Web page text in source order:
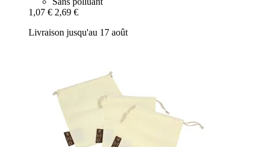
1,07 € 2,69 €
Livraison jusqu'au 17 août